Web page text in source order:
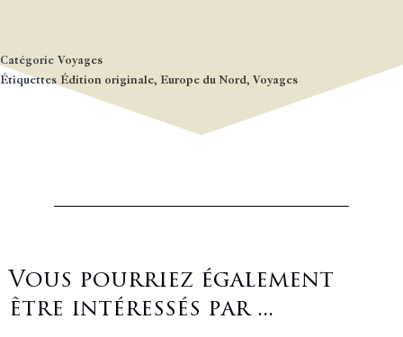
Catégorie Voyages
Étiquettes Édition originale, Europe du Nord, Voyages
Vous pourriez également
être intéressés par ...